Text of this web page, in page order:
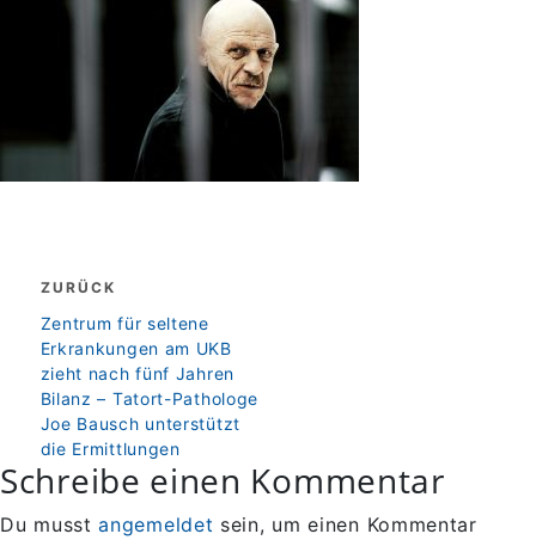
Beitragsnavigation
ZURÜCK
zurück
Zentrum für seltene
Erkrankungen am UKB
zieht nach fünf Jahren
Bilanz – Tatort-Pathologe
Joe Bausch unterstützt
die Ermittlungen
Schreibe einen Kommentar
Du musstangemeldet sein, um einen Kommentar